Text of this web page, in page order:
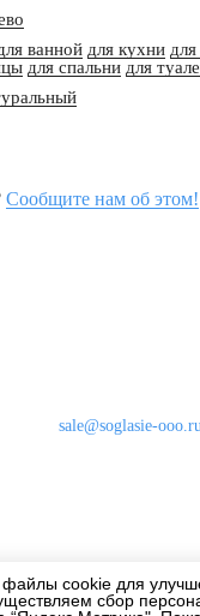
ванной для кухни
для спальни для
Сообщите нам об этом!
cookie для
сбор
sale@soglasie-
Дизайнерам